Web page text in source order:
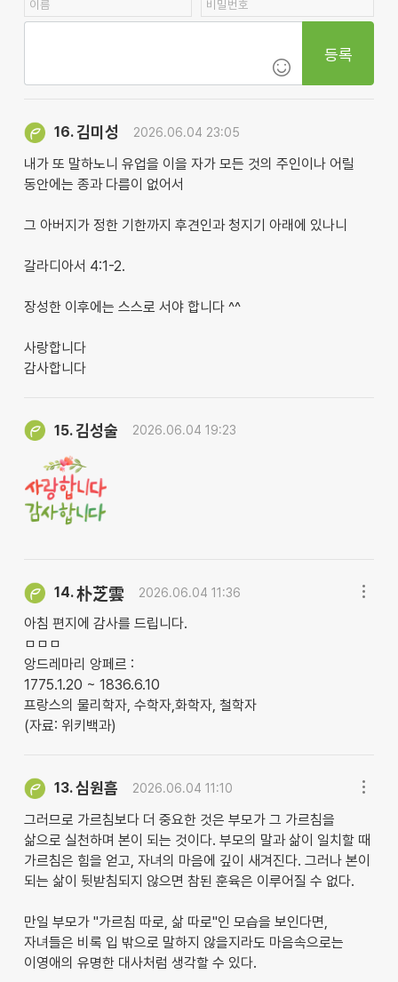
등록
16.김미성 2026.06.04 23:05
내가 또 말하노니 유업을 이을 자가 모든 것의 주인이나 어릴
동안에는 종과 다름이 없어서
그 아버지가 정한 기한까지 후견인과 청지기 아래에 있나니
갈라디아서 4:1-2.
장성한 이후에는 스스로 서야 합니다 ^^
사랑합니다
감사합니다
15.김성술 2026.06.04 19:23
14.朴芝雲 2026.06.04 11:36
아침 편지에 감사를 드립니다.
ㅁㅁㅁ
앙드레마리 앙페르 :
1775.1.20 ~ 1836.6.10
프랑스의 물리학자, 수학자,화학자, 철학자
(자료: 위키백과)
13.심원흠 2026.06.04 11:10
그러므로 가르침보다 더 중요한 것은 부모가 그 가르침을
삶으로 실천하며 본이 되는 것이다. 부모의 말과 삶이 일치할 때
가르침은 힘을 얻고, 자녀의 마음에 깊이 새겨진다. 그러나 본이
되는 삶이 뒷받침되지 않으면 참된 훈육은 이루어질 수 없다.
만일 부모가 "가르침 따로, 삶 따로"인 모습을 보인다면,
자녀들은 비록 입 밖으로 말하지 않을지라도 마음속으로는
이영애의 유명한 대사처럼 생각할 수 있다.